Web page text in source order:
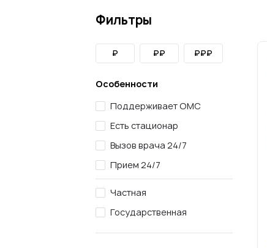
Фильтры
₽ ₽₽ ₽₽₽
Особенности
Поддерживает ОМС
Есть стационар
Вызов врача 24/7
Прием 24/7
Частная
Государственная